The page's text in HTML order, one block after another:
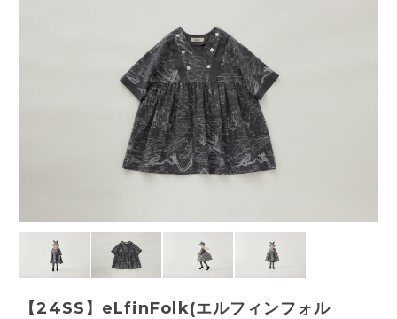
【24SS】eLfinFolk(エルフィンフォル